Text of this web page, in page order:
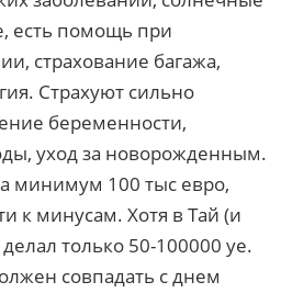
есть помощь при
страхование багажа,
Страхуют сильно
беременности,
уход за новорожденным.
минимум 100 тыс евро,
к минусам. Хотя в Тай (и
только 50-100000 уе.
совпадать с днем